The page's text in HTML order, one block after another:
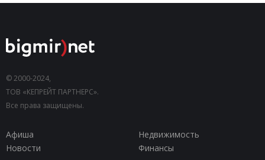
© 2000-2024,
ТОВ «КЕПРЕЙТ ПАРТНЕРС».
Все права защищены.
Афиша
Недвижимость
Новости
Финансы